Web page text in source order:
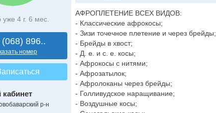
уже 4 г. 6 мес.
896..
номер
р-н
АФРОПЛЕТЕНИЕ ВСЕХ ВИДОВ:
- Классические афрокосы;
- Зизи точечное плетение и через брейды;
- Брейды в хвост;
- Д. е. и с. е. косы;
- Афрокосы с нитями;
- Афрозатылок;
- Афролоканы через брейды;
- Голливудское наращивание;
- Воздушные косы;